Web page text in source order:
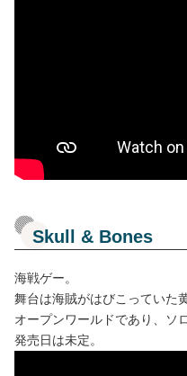
Skull & Bones
海戦ゲー。
舞台は海賊がはびこっていた
オープンワールドであり、ソ
発売日は未定。